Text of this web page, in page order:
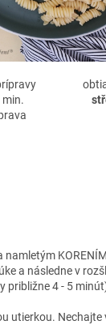
min.
a následne v
približne 4 - 5
utierkou.